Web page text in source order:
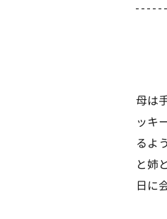
母は
ッキ
るよ
と姉
日に